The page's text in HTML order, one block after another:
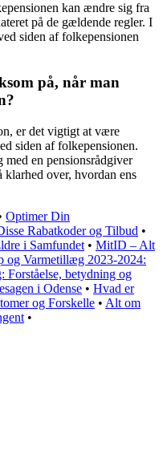
kan ændre sig fra
på de gældende regler. I
siden af folkepensionen
på, når man
er det vigtigt at være
siden af folkepensionen.
en pensionsrådgiver
over, hvordan ens
Optimer Din
Rabatkoder og Tilbud •
i Samfundet • MitID – Alt
og Varmetillæg 2023-2024:
Forståelse, betydning og
i Odense • Hvad er
og Forskelle • Alt om
•